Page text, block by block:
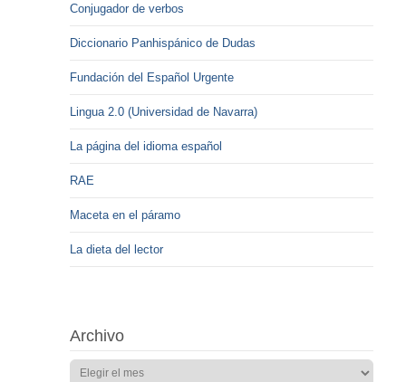
Conjugador de verbos
Diccionario Panhispánico de Dudas
Fundación del Español Urgente
Lingua 2.0 (Universidad de Navarra)
La página del idioma español
RAE
Maceta en el páramo
La dieta del lector
Archivo